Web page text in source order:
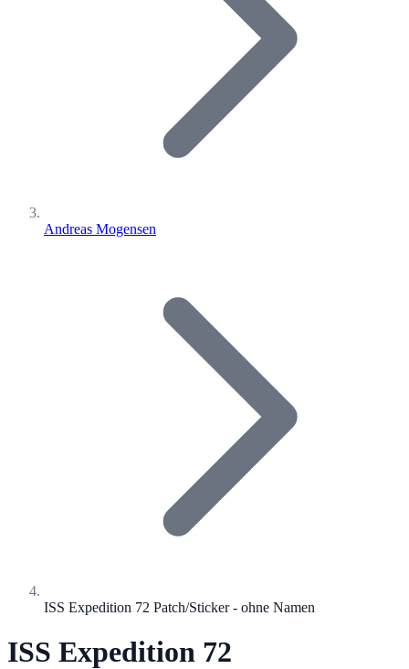
Andreas Mogensen
ISS Expedition 72 Patch/Sticker - ohne Namen
ISS Expedition 72